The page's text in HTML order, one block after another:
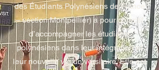
des Étudiants Polynésiens de France
– section Montpellier) a pour objectif
d’accompagner les étudiants
polynésiens dans leur intégration et
leur nouvelle vie universitaire. Elle est